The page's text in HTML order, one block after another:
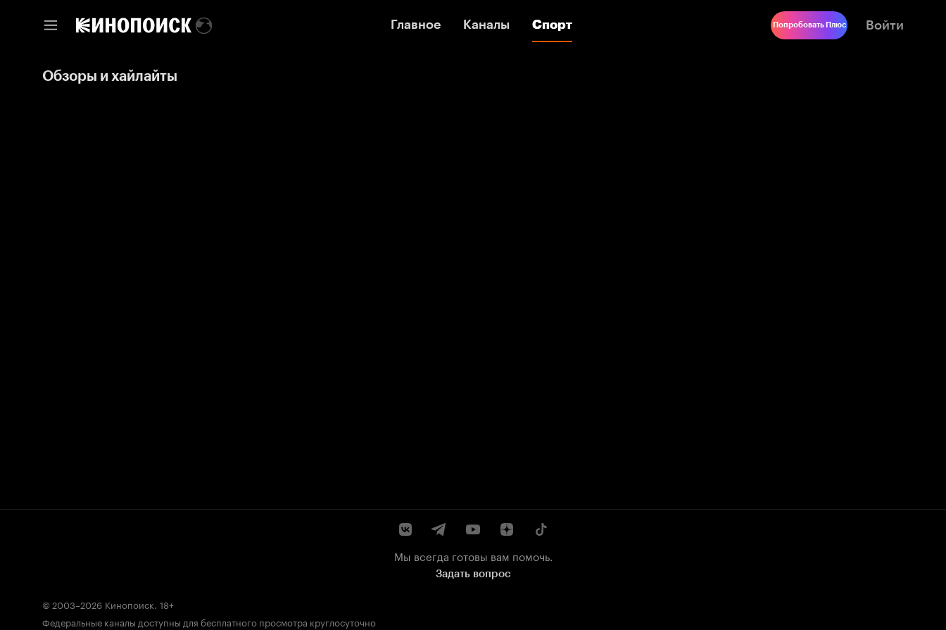
Главное Каналы Спорт
Главное Каналы Спорт Попробовать Плюс Войти
Обзоры и хайлайты
Мы всегда готовы вам помочь.
Задать вопрос
© 2003–2026 Кинопоиск. 18+
Федеральные каналы доступны для бесплатного просмотра круглосуточно